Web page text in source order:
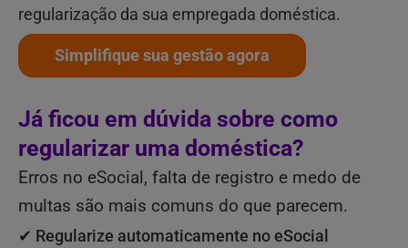
regularização da sua empregada doméstica.
Simplifique sua gestão agora
Já ficou em dúvida sobre como
regularizar uma doméstica?
Erros no eSocial, falta de registro e medo de
multas são mais comuns do que parecem.
✔ Regularize automaticamente no eSocial